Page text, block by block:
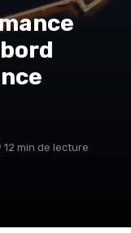
12 min de lecture